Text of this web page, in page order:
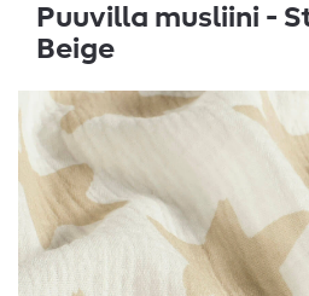
Puuvilla musliini -
Beige